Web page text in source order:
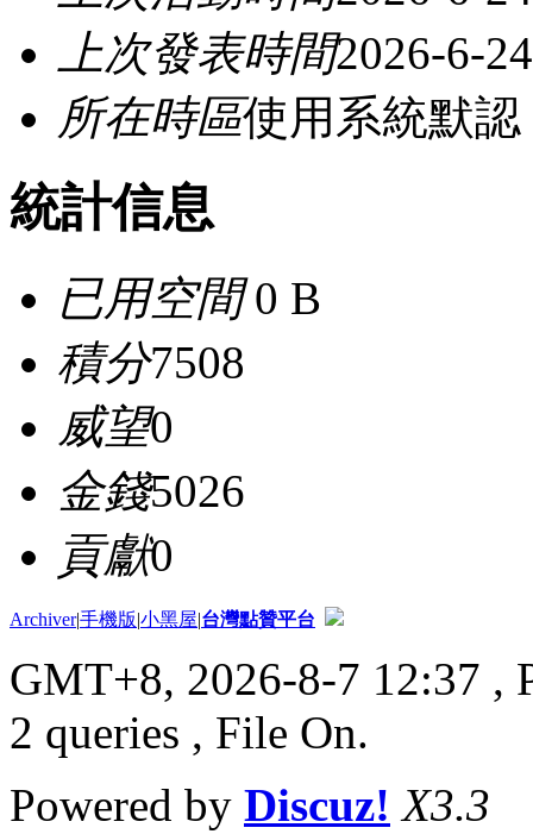
上次發表時間2026-6-
所在時區使用系統默認
統計信息
已用空間0 B
積分7508
威望0
金錢5026
貢獻0
Archiver|手機版|小黑屋|台灣點贊平台
GMT+8, 2026-8-7 12:37 ,
2 queries , File On.
Powered by Discuz! X3.3